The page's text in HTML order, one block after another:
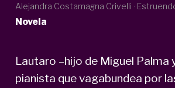
Alejandra Costamagna Crivelli ·
Novela
Lautaro –hijo de Miguel Palma
pianista que vagabundea por